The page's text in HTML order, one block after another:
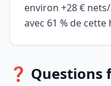
environ +28 €
avec 61 % de
❓ Questions